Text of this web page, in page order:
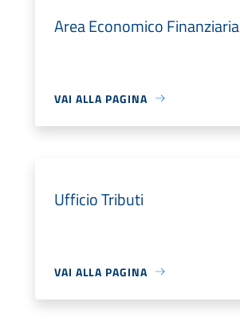
Area Economico Finanziaria
VAI ALLA PAGINA
Ufficio Tributi
VAI ALLA PAGINA